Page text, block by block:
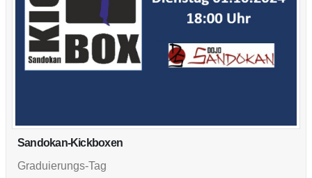
Sandokan-Kickboxen
Graduierungs-Tag